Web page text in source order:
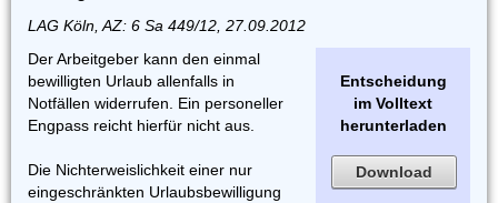
LAG Köln, AZ: 6 Sa 449/12, 27.09.2012
Entscheidung
im Volltext
herunterladen
Download
Der Arbeitgeber kann den einmal
bewilligten Urlaub allenfalls in
Notfällen widerrufen. Ein personeller
Engpass reicht hierfür nicht aus.
Die Nichterweislichkeit einer nur
eingeschränkten Urlaubsbewilligung